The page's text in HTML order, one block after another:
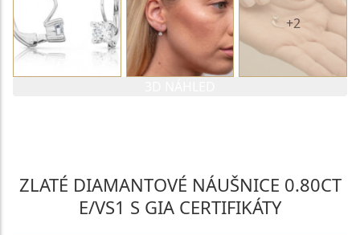
+2
ZLATÉ DIAMANTOVÉ NÁUŠNICE 0.80CT
E/VS1 S GIA CERTIFIKÁTY